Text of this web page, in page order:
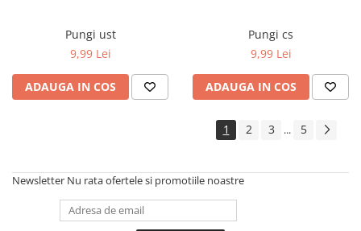
Pungi ust
9,99 Lei
ADAUGA IN COS
Pungi cs
9,99 Lei
ADAUGA IN COS
1 2 3 ... 5
Newsletter Nu rata ofertele si promotiile noastre